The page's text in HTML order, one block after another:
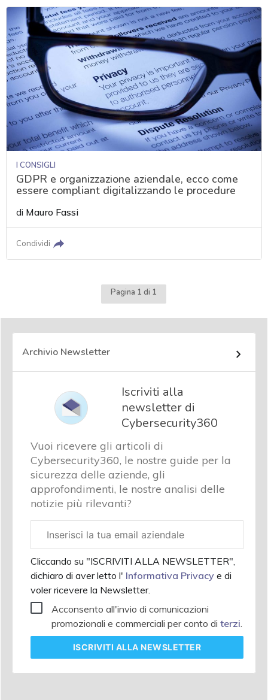
I CONSIGLI
GDPR e organizzazione aziendale, ecco come
essere compliant digitalizzando le procedure
di Mauro Fassi
Condividi
Pagina 1 di 1
Archivio Newsletter
Iscriviti alla
newsletter di
Cybersecurity360
Vuoi ricevere gli articoli di
Cybersecurity360, le nostre guide per la
sicurezza delle aziende, gli
approfondimenti, le nostre analisi delle
notizie più rilevanti?
aziendale
Cliccando su "ISCRIVITI ALLA NEWSLETTER",
dichiaro di aver letto l' Informativa Privacy e di
voler ricevere la Newsletter.
Acconsento all'invio di comunicazioni
promozionali e commerciali per conto di terzi
ISCRIVITI ALLA NEWSLETTER